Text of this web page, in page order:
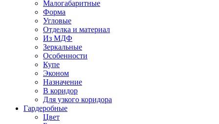
Малогабаритные
Форма
Угловые
Отделка и материал
Из МДФ
Зеркальные
Особенности
Купе
Эконом
Назначение
В коридор
Для узкого коридора
Гардеробные
Цвет